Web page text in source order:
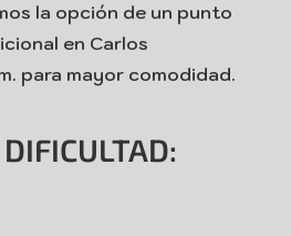
la opción de un punto
en Carlos
para mayor comodidad.